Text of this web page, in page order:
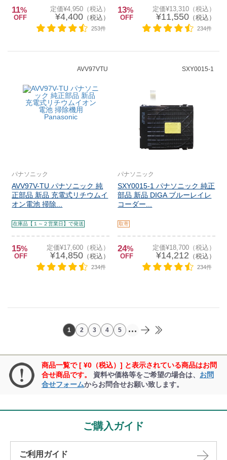
11%
OFF
定価¥4,950（税込）
¥4,400（税込）
253件
13%
OFF
定価¥13,310（税込）
¥11,550（税込）
234件
AVV97VTU
パナソニック
AVV97V-TU パナソニック 純
正部品 新品 充電式リチウムイ
オン電池 掃除...
在庫品【１～２営業日】で発送
15%
OFF
定価¥17,600（税込）
¥14,850（税込）
234件
SXY0015-1
パナソニック
SXY0015-1 パナソニック 純正
部品 新品 DIGA ブルーレイレ
コーダー...
取寄
24%
OFF
定価¥18,700（税込）
¥14,212 （税込）
234件
1 2 3 4 5 ...
商品一覧で [ ¥0（税込）] と表示されている商品はお問
合せ商品です。
資料や価格等をご希望の場合は、 お問
合せフォームからお問合せお願い致します。
ご購入ガイド
ご利用ガイド